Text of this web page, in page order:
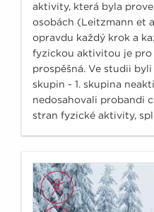
aktivity, která byla
osobách (Leitzmann et
opravdu každý krok a
fyzickou aktivitou je
prospěšná. Ve studii
skupin - 1. skupina
nedosahovali probandi
stran fyzické aktivity,